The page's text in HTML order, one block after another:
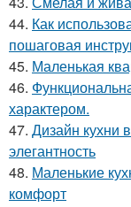
44. Как
пошаговая
45. Маленькая
46.
характером.
47. Дизайн кухни
элегантность
48. Маленькие
комфорт